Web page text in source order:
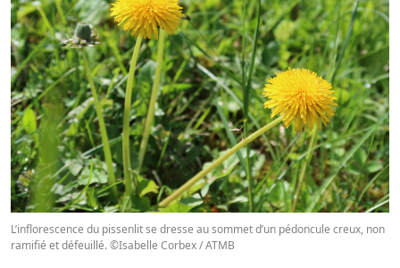
L’inflorescence du pissenlit se dresse au sommet d’un pédoncule creux, non
ramifié et défeuillé. ©Isabelle Corbex / ATMB